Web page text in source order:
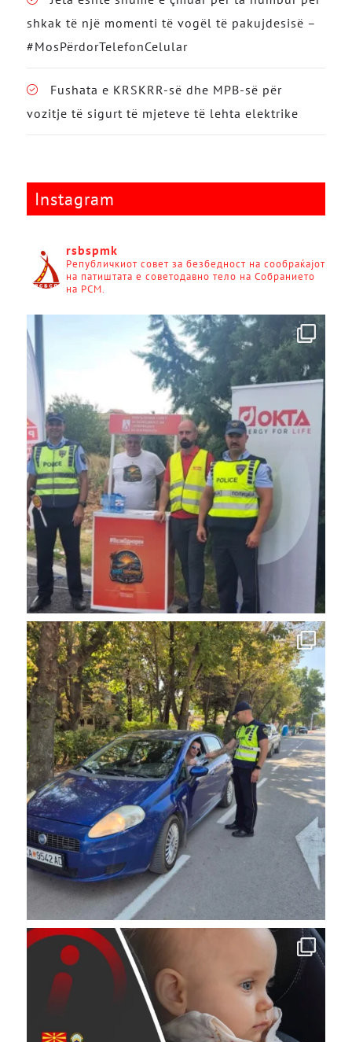
shkak të një momenti të vogël të pakujdesisë –
#MosPërdorTelefonCelular
Fushata e KRSKRR-së dhe MPB-së për
vozitje të sigurt të mjeteve të lehta elektrike
Instagram
rsbspmk
Републичкиот совет за безбедност на сообраќајот
на патиштата е советодавно тело на Собранието
на РСМ.